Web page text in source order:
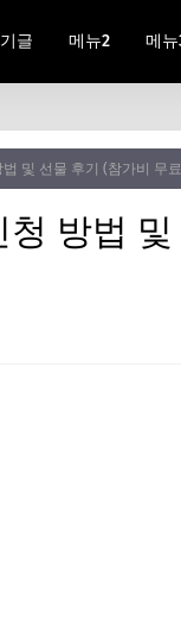
글 메뉴2 메뉴
및 선물 후기 (참가비 무
방법